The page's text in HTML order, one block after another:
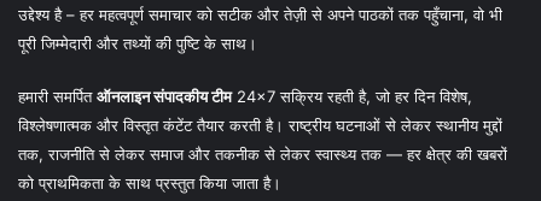
उद्देश्य है – हर महत्वपूर्ण समाचार को सटीक और तेज़ी से अपने पाठकों तक पहुँचाना, वो भी
पूरी जिम्मेदारी और तथ्यों की पुष्टि के साथ।
हमारी समर्पितऑनलाइन संपादकीय टीम24×7 सक्रिय रहती है, जो हर दिन विशेष,
विश्लेषणात्मक और विस्तृत कंटेंट तैयार करती है। राष्ट्रीय घटनाओं से लेकर स्थानीय मुद्दों
तक, राजनीति से लेकर समाज और तकनीक से लेकर स्वास्थ्य तक — हर क्षेत्र की खबरों
को प्राथमिकता के साथ प्रस्तुत किया जाता है।